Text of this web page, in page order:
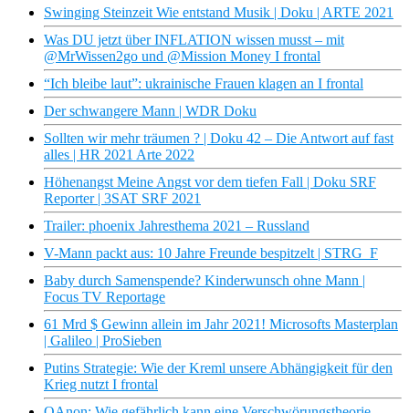
Swinging Steinzeit Wie entstand Musik | Doku | ARTE 2021
Was DU jetzt über INFLATION wissen musst – mit
@MrWissen2go und @Mission Money I frontal
“Ich bleibe laut”: ukrainische Frauen klagen an I frontal
Der schwangere Mann | WDR Doku
Sollten wir mehr träumen ? | Doku 42 – Die Antwort auf fast
alles | HR 2021 Arte 2022
Höhenangst Meine Angst vor dem tiefen Fall | Doku SRF
Reporter | 3SAT SRF 2021
Trailer: phoenix Jahresthema 2021 – Russland
V-Mann packt aus: 10 Jahre Freunde bespitzelt | STRG_F
Baby durch Samenspende? Kinderwunsch ohne Mann |
Focus TV Reportage
61 Mrd $ Gewinn allein im Jahr 2021! Microsofts Masterplan
| Galileo | ProSieben
Putins Strategie: Wie der Kreml unsere Abhängigkeit für den
Krieg nutzt I frontal